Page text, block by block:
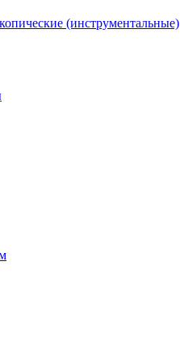
(инструментальные)